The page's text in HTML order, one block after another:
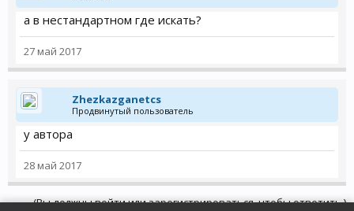
а в нестандартном где искать?
27 май 2017
Zhezkazganetcs
Продвинутый пользователь
у автора
28 май 2017
(Вы должны войти или зарегистрироваться, чтобы ответить.)